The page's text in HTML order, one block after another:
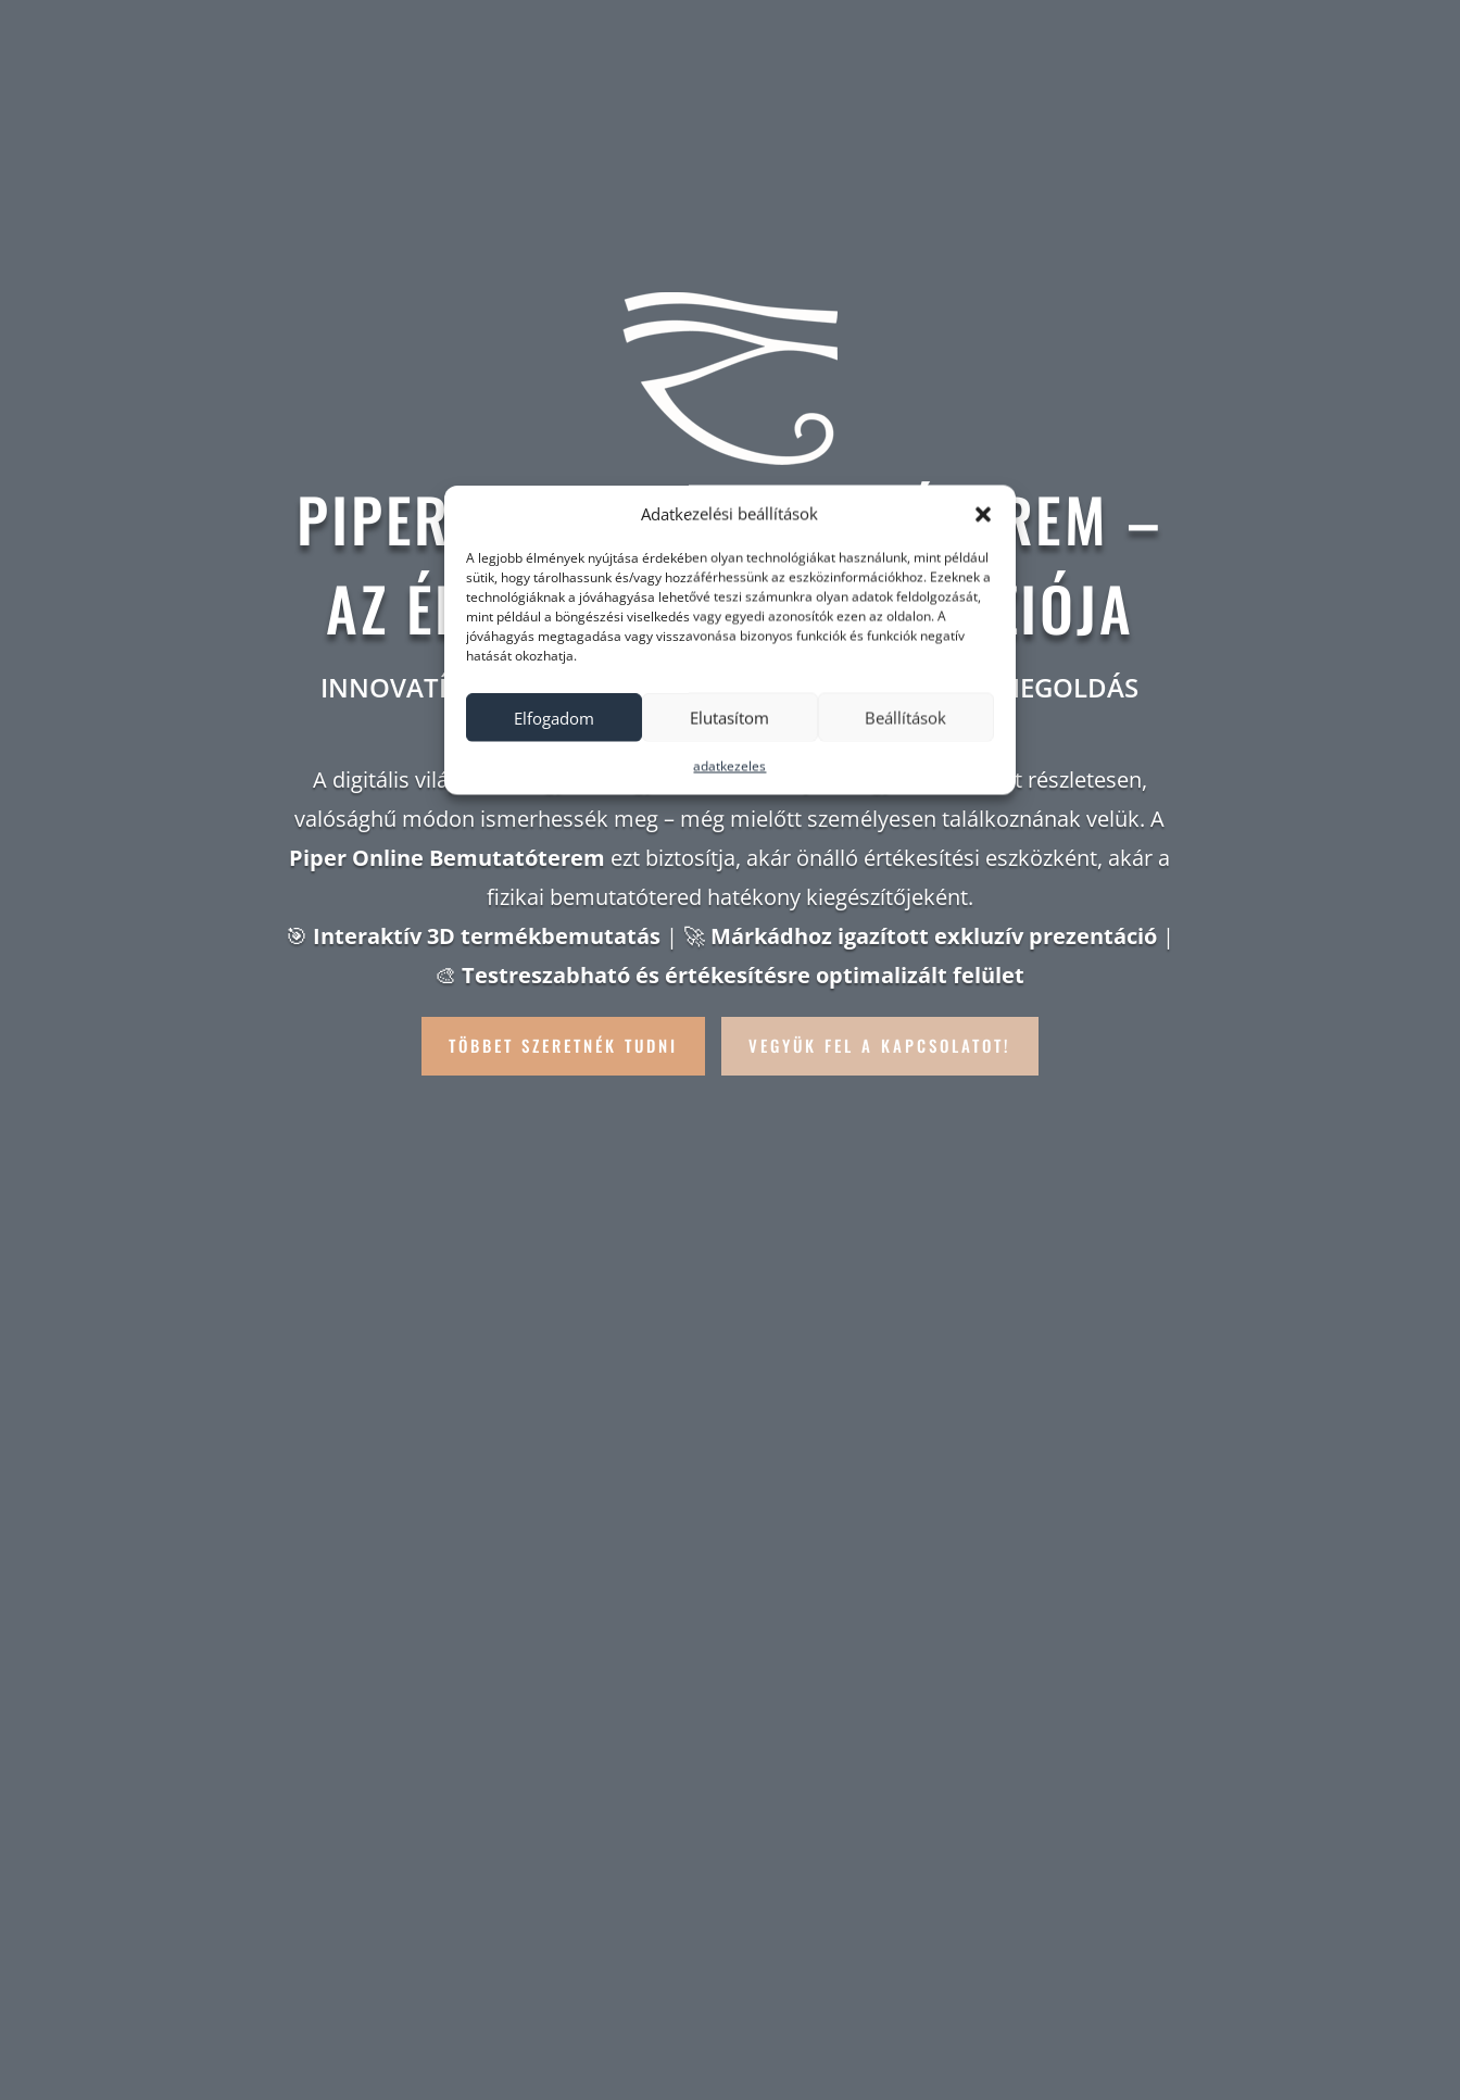
Adatkezelési beállítások
A legjobb élmények nyújtása érdekében olyan technológiákat használunk, mint például
sütik, hogy tárolhassunk és/vagy hozzáférhessünk az eszközinformációkhoz. Ezeknek a
technológiáknak a jóváhagyása lehetővé teszi számunkra olyan adatok feldolgozását,
mint például a böngészési viselkedés vagy egyedi azonosítók ezen az oldalon. A
jóváhagyás megtagadása vagy visszavonása bizonyos funkciók és funkciók negatív
hatását okozhatja.
Elfogadom Elutasítom Beállítások
adatkezeles
PIPER ONLINE BEMUTATÓTEREM –
AZ ÉRTÉKESÍTÉS ÚJ DIMENZIÓJA
INNOVATÍV, EXKLUZÍV ÉS TESTRESZABOTT – PRÉMIUM MEGOLDÁS
PRÉMIUM CÉGEKNEK
A digitális világban az ügyfelek egyre inkább elvárják, hogy termékeidet részletesen,
valósághű módon ismerhessék meg – még mielőtt személyesen találkoznának velük. A
Piper Online Bemutatóterem ezt biztosítja, akár önálló értékesítési eszközként, akár a
fizikai bemutatótered hatékony kiegészítőjeként.
🎯 Interaktív 3D termékbemutatás| 🚀 Márkádhoz igazított exkluzív prezentáció|
🎨Testreszabható és értékesítésre optimalizált felület
TÖBBET SZERETNÉK TUDNI VEGYÜK FEL A KAPCSOLATOT!